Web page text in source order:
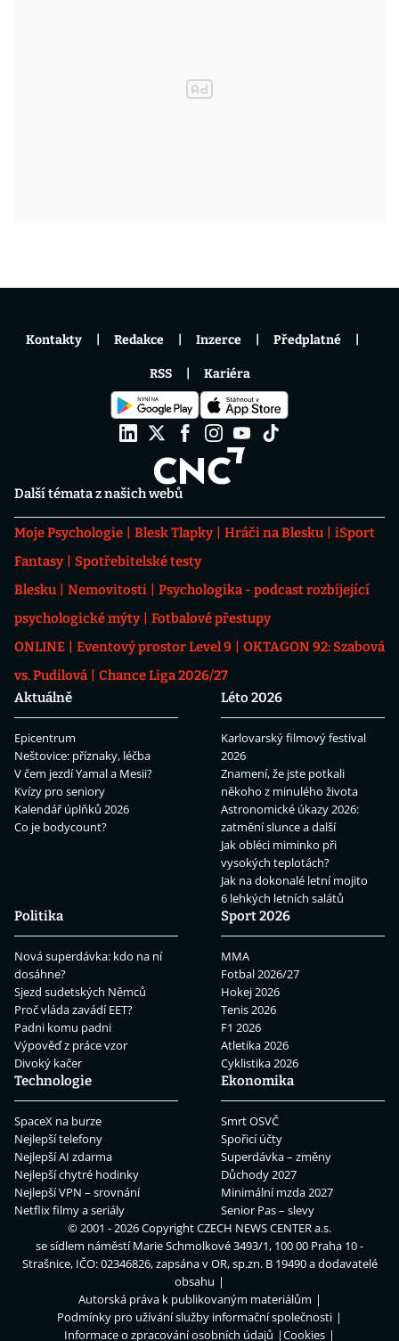
Další témata z našich webů
Moje Psychologie Blesk Tlapky Hráči na Blesku
iSport
Fantasy
Spotřebitelské testy
Blesku
Nemovitosti
Psychologika - podcast rozbíjející
psychologické mýty
Fotbalové přestupy
ONLINE
Eventový prostor Level 9
OKTAGON 92: Szabová
vs. Pudilová
Chance Liga 2026/27
Aktuálně
Epicentrum
Neštovice: příznaky, léčba
V čem jezdí Yamal a Mesii?
Kvízy pro seniory
Kalendář úplňků 2026
Co je bodycount?
Léto 2026
Karlovarský filmový festival
2026
Znamení, že jste potkali
někoho z minulého života
Astronomické úkazy 2026:
zatmění slunce a další
Jak obléci miminko při
vysokých teplotách?
Jak na dokonalé letní mojito
6 lehkých letních salátů
Politika
Nová superdávka: kdo na ní
dosáhne?
Sjezd sudetských Němců
Proč vláda zavádí EET?
Padni komu padni
Výpověď z práce vzor
Divoký kačer
Sport 2026
MMA
Fotbal 2026/27
Hokej 2026
Tenis 2026
F1 2026
Atletika 2026
Cyklistika 2026
Technologie
SpaceX na burze
Nejlepší telefony
Nejlepší AI zdarma
Nejlepší chytré hodinky
Nejlepší VPN – srovnání
Netflix filmy a seriály
Ekonomika
Smrt OSVČ
Spořicí účty
Superdávka – změny
Důchody 2027
Minimální mzda 2027
Senior Pas – slevy
Kontakty Redakce Inzerce Předplatné
RSS Kariéra
© 2001 - 2026 CopyrightCZECH NEWS CENTER a.s.
se sídlem náměstí Marie Schmolkové 3493/1, 100 00 Praha 10 -
Strašnice, IČO: 02346826, zapsána v OR, sp.zn. B 19490 a dodavatelé
obsahu
Autorská práva k publikovaným materiálům
Podmínky pro užívání služby informační společnosti
Informace o zpracování osobních údajů
Cookies